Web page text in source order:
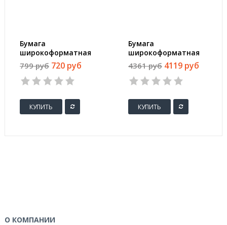
Бумага
широкоформатная
ProMEGA engineer
InkJet 70г 610ммх50м
50,8мм
799 руб 720 руб
КУПИТЬ
Бумага
широкоформатная
ProMEGA engineer
Bright white 80г
620ммх150м 76мм
4361 руб 4119 руб
КУПИТЬ
О КОМПАНИИ